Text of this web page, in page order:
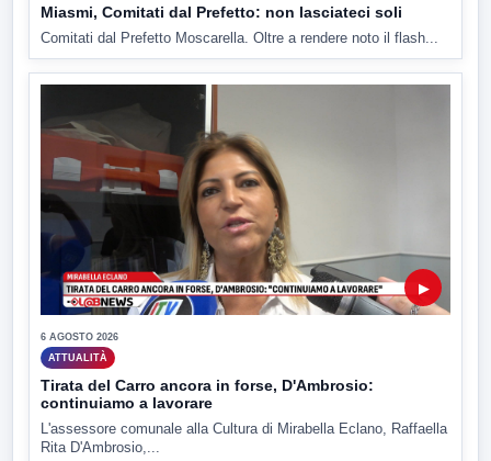
Miasmi, Comitati dal Prefetto: non lasciateci soli
Comitati dal Prefetto Moscarella. Oltre a rendere noto il flash...
▶
6 AGOSTO 2026
ATTUALITÀ
Tirata del Carro ancora in forse, D'Ambrosio:
continuiamo a lavorare
L'assessore comunale alla Cultura di Mirabella Eclano, Raffaella
Rita D'Ambrosio,...